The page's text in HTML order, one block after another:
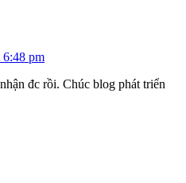
6:48 pm
đc rồi. Chúc blog phát triển